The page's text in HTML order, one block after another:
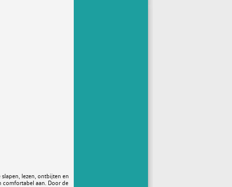
lezen, ontbijten en
comfortabel aan. Door de